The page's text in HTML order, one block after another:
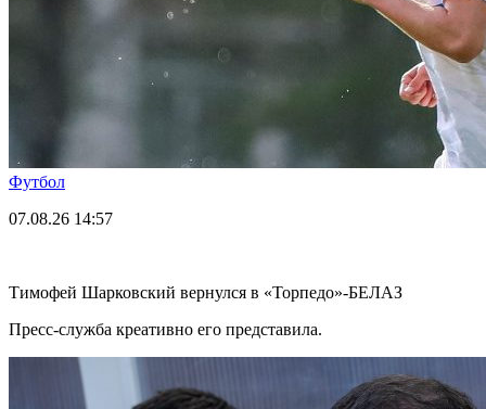
Футбол
07.08.26 14:57
Тимофей Шарковский вернулся в «Торпедо»-БЕЛАЗ
Пресс-служба креативно его представила.